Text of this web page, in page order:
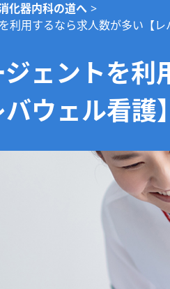
化器内科の道へ >
利用するなら求人数が多い【レ
ェントを利
ウェル看護】